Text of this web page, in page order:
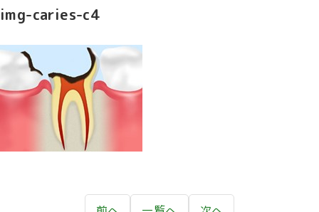
img-caries-c4